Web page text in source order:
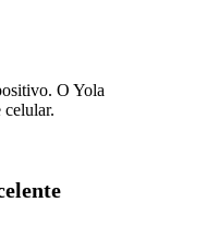
O Yola
celular.